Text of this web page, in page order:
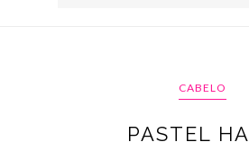
CABELO
PASTEL